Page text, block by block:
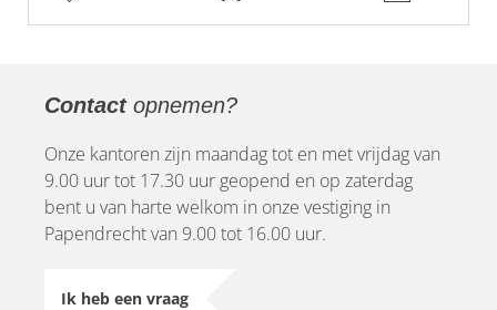
Contactopnemen?
Onze kantoren zijn maandag tot en met vrijdag van
9.00 uur tot 17.30 uur geopend en op zaterdag
bent u van harte welkom in onze vestiging in
Papendrecht van 9.00 tot 16.00 uur.
Ik heb een vraag